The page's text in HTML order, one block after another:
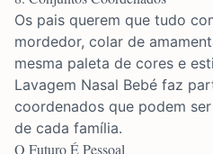
Os pais querem que tudo
mordedor, colar de
mesma paleta de cores e
Lavagem Nasal Bebé faz
coordenados que podem
de cada família.
O Futuro É Pessoal